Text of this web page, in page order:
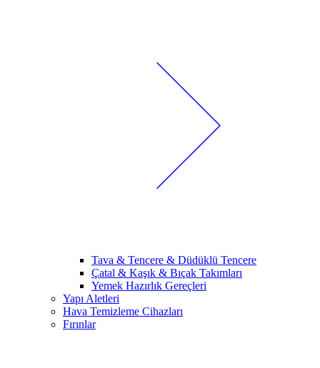
Tava & Tencere & Düdüklü Tencere
Çatal & Kaşık & Bıçak Takımları
Yemek Hazırlık Gereçleri
Yapı Aletleri
Hava Temizleme Cihazları
Fırınlar